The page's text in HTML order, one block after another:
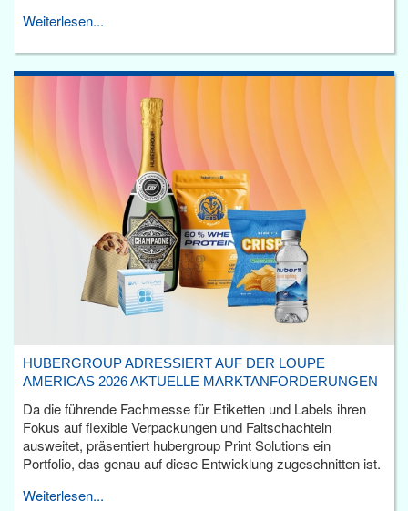
Weiterlesen...
HUBERGROUP ADRESSIERT AUF DER LOUPE
AMERICAS 2026 AKTUELLE MARKTANFORDERUNGEN
Da die führende Fachmesse für Etiketten und Labels ihren
Fokus auf flexible Verpackungen und Faltschachteln
ausweitet, präsentiert hubergroup Print Solutions ein
Portfolio, das genau auf diese Entwicklung zugeschnitten ist.
Weiterlesen...